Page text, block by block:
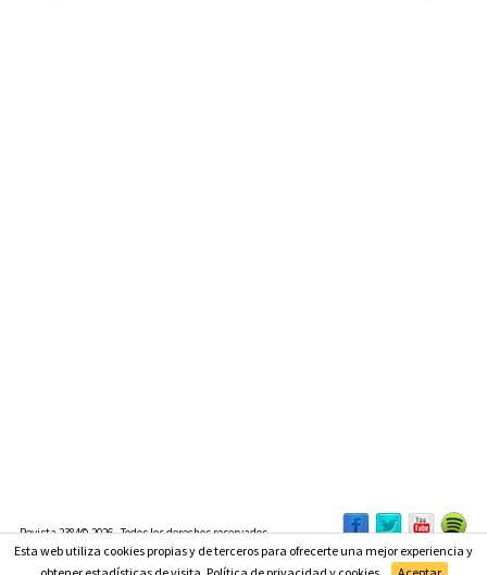
Esta web utiliza cookies propias y de terceros para ofrecerte una mejor experiencia y
Revista 2384© 2026 - Todos los derechos reservados
Suscríbete